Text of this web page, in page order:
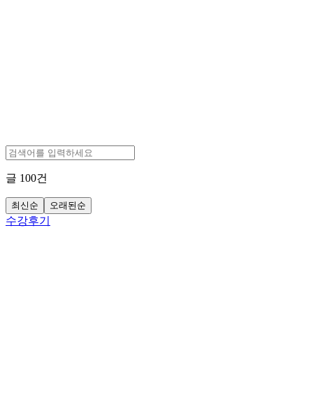
글 100건
최신순 오래된순
수강후기